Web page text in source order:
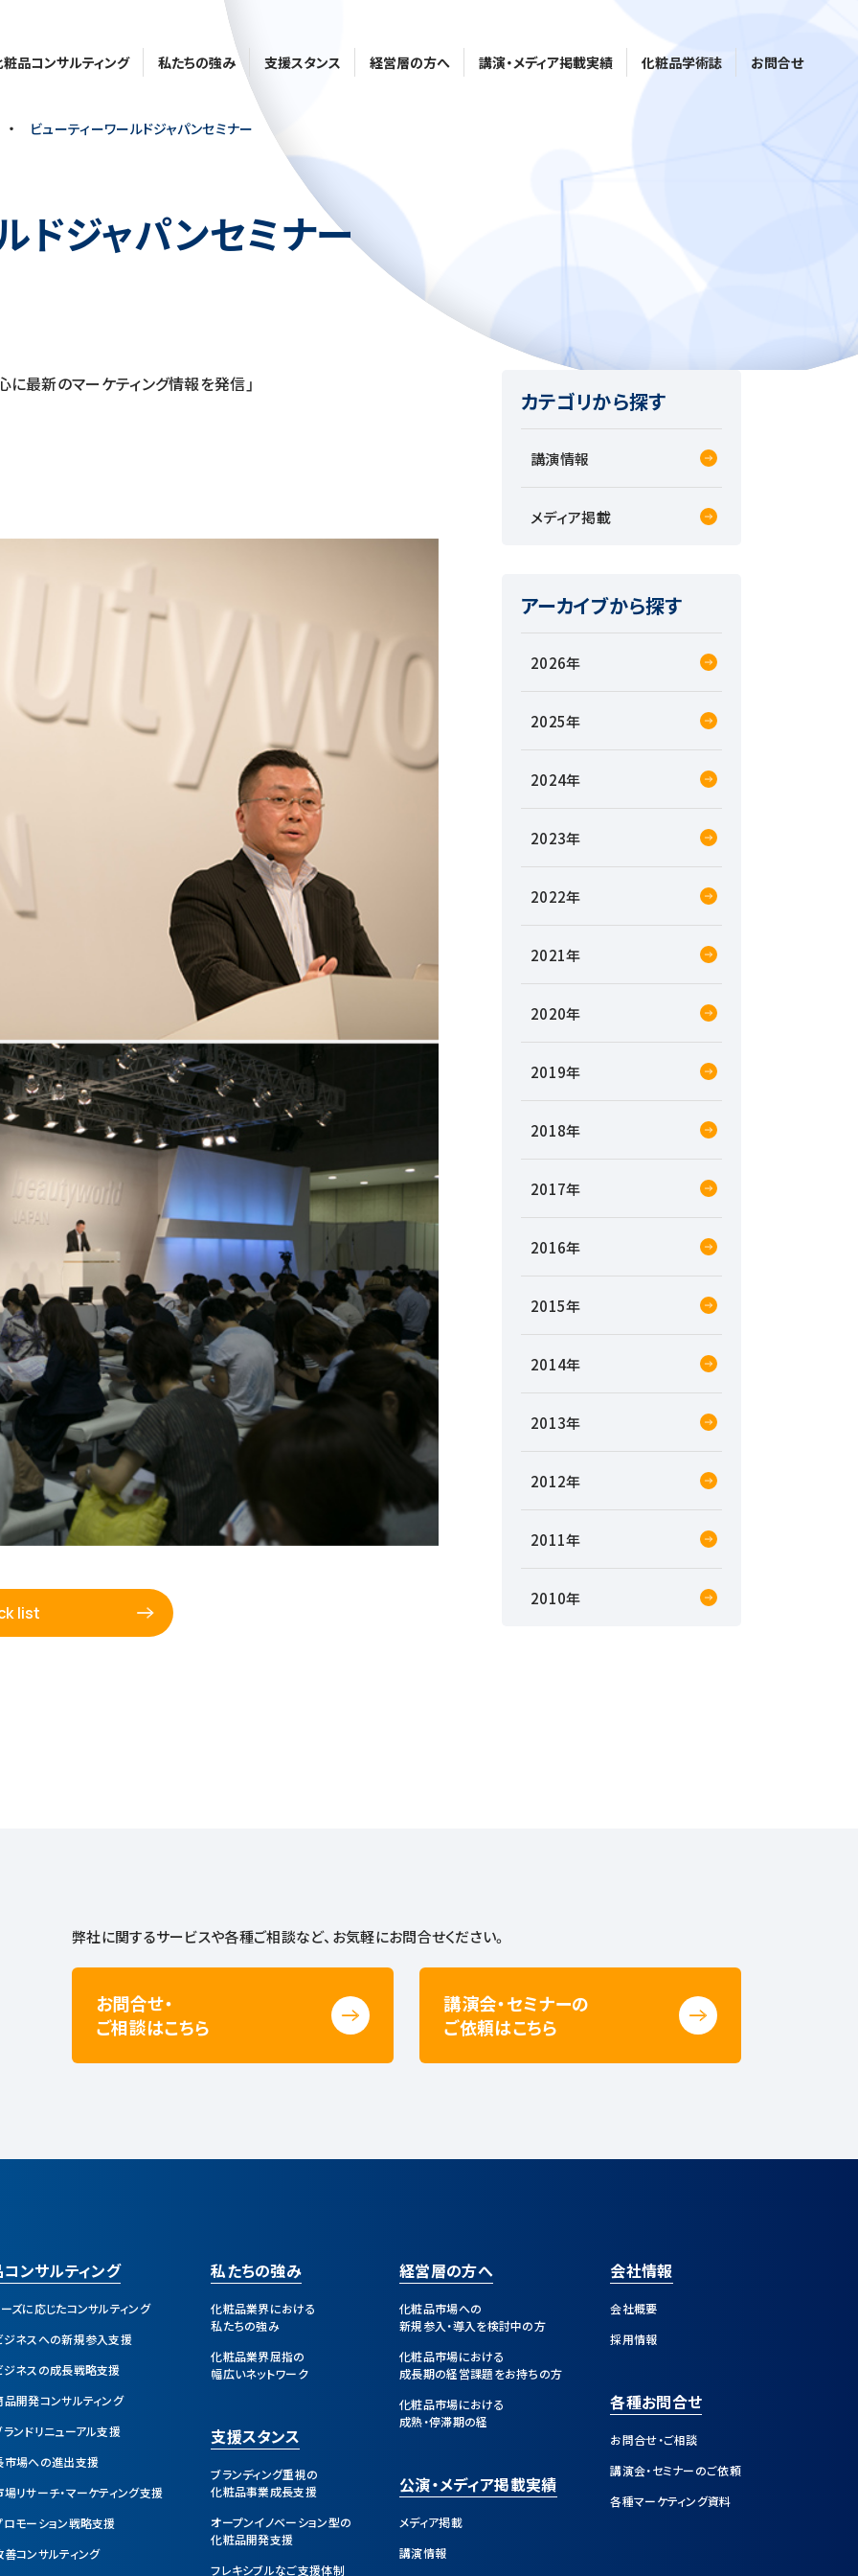
品コンサルティング 私たちの強み 支援スタンス 経営層の方へ 講演・メディア掲載実績 化粧品学術誌 お問合せ
ビューティーワールドジャパンセミナー
ドジャパンセミナー
最新のマーケティング情報を発信」
list
カテゴリから探す
講演情報
メディア掲載
アーカイブから探す
2026
2025
2024
2023
2022
2021
2020
2019
2018
2017
2016
2015
2014
2013
2012
2011
2010
弊社に関するサービスや各種ご相談など、 お気軽にお問合せください。
お問合せ・
ご相談はこちら
講演会・セミナーの
ご依頼はこちら
ンサルティング
ズに応じたコンサルティング
ジネスへの新規参入支援
ジネスの成長戦略支援
開発コンサルティング
ンドリニューアル支援
市場への進出支援
リサーチ・マーケティング支援
モーション戦略支援
コンサルティング
私たちの強み
化粧品業界における
私たちの強み
化粧品業界屈指の
幅広いネットワーク
支援スタンス
ブランディング重視の
化粧品事業成長支援
オープンイノベーション型の
化粧品開発支援
フレキシブルなご支援体制
経営層の方へ
化粧品市場への
新規参入・導入を検討中の方
化粧品市場における
成長期の経営課題をお持ちの方
化粧品市場における
成熟・停滞期の経
公演・メディア掲載実績
メディア掲載
講演情報
会社情報
会社概要
採用情報
各種お問合せ
お問合せ・ご相談
講演会・セミナーのご依頼
各種マーケティング資料